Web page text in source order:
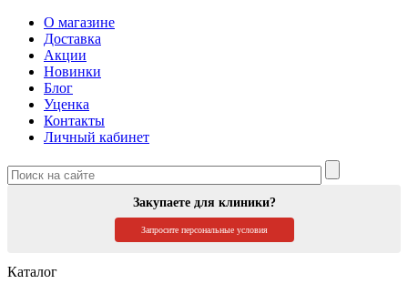
О магазине
Доставка
Акции
Новинки
Блог
Уценка
Контакты
Личный кабинет
Закупаете для клиники?
Запросите персональные условия
Каталог